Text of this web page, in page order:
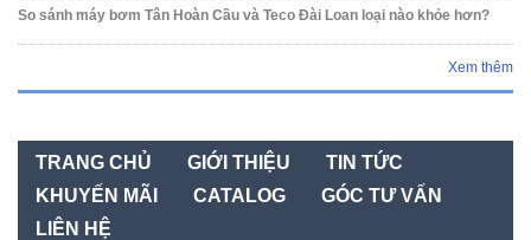
So sánh máy bơm Tân Hoàn Cầu và Teco Đài Loan loại nào khỏe hơn?
Xem thêm
TRANG CHỦ GIỚI THIỆU
TIN TỨC
KHUYẾN MÃI
CATALOG
GÓC TƯ VẤN
LIÊN HỆ